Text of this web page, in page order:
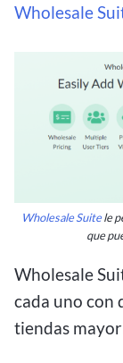
Wholesale
Wholesale Suitele
que
Wholesale
cada uno con
tiendas